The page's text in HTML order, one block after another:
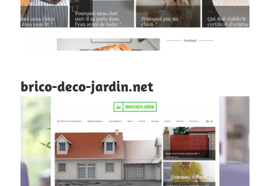
brico-deco-jardin.net